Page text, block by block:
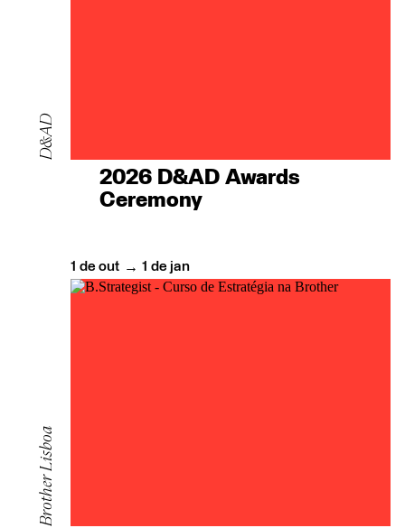
D&AD
2026 D&AD Awards
Ceremony
1 de out → 1 de jan
Brother Lisboa